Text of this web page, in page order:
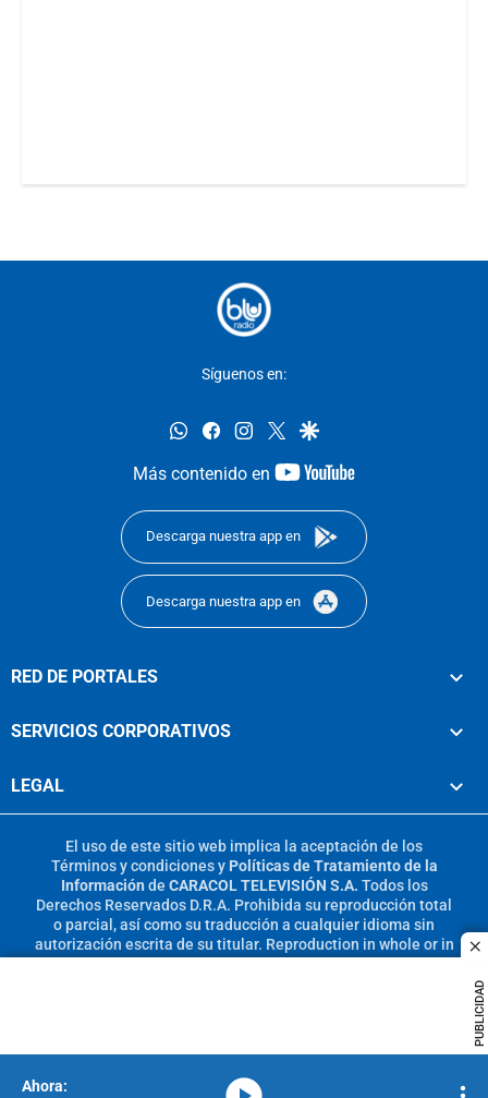
PUBLICIDAD
Síguenos en:
whatsappfacebookinstagram
twittergoogle
Más contenido en
youtube-
Descarga nuestra app en
Descarga nuestra app en
RED DE PORTALES
SERVICIOS CORPORATIVOS
LEGAL
El uso de este sitio web implica la aceptación de los
Términos y condicionesy Políticas de Tratamiento de la
Información de CARACOL TELEVISIÓN S.A. Todos los
Derechos Reservados D.R.A. Prohibida su reproducción total
o parcial, así como su traducción a cualquier idioma sin
autorización escrita de su titular. Reproduction in whole or in